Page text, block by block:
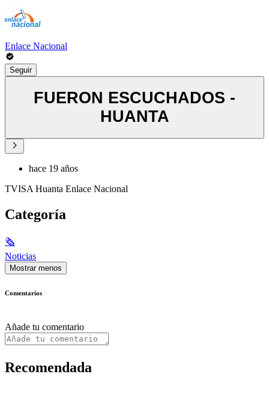
Enlace Nacional
Seguir
FUERON ESCUCHADOS -
HUANTA
hace 19 años
TVISA Huanta Enlace Nacional
Categoría
🗞
Noticias
Mostrar menos
Comentarios
Añade tu comentario
Recomendada